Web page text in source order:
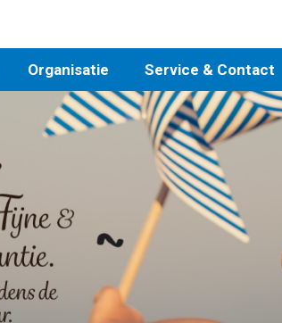
Organisatie Service & Contact